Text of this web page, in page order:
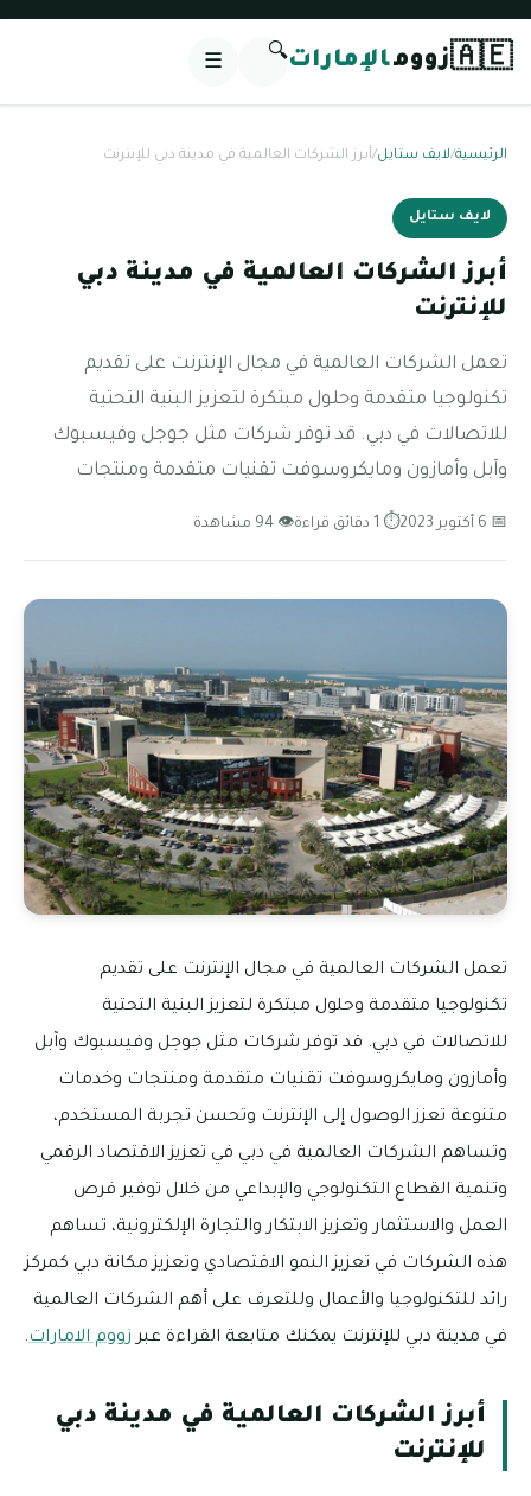
🇦🇪زوومالإمارات🔍
☰
الرئيسية/لايف ستايل/أبرز الشركات العالمية في مدينة دبي للإنترنت
لايف ستايل
أبرز الشركات العالمية في مدينة دبي
للإنترنت
تعمل الشركات العالمية في مجال الإنترنت على تقديم
تكنولوجيا متقدمة وحلول مبتكرة لتعزيز البنية التحتية
للاتصالات في دبي. قد توفر شركات مثل جوجل وفيسبوك
وآبل وأمازون ومايكروسوفت تقنيات متقدمة ومنتجات
📅 6 أكتوبر 2023 ⏱ 1 دقائق قراءة 👁 94 مشاهدة
تعمل الشركات العالمية في مجال الإنترنت على تقديم
تكنولوجيا متقدمة وحلول مبتكرة لتعزيز البنية التحتية
للاتصالات في دبي. قد توفر شركات مثل جوجل وفيسبوك وآبل
وأمازون ومايكروسوفت تقنيات متقدمة ومنتجات وخدمات
متنوعة تعزز الوصول إلى الإنترنت وتحسن تجربة المستخدم،
وتساهم الشركات العالمية في دبي في تعزيز الاقتصاد الرقمي
وتنمية القطاع التكنولوجي والإبداعي من خلال توفير فرص
العمل والاستثمار وتعزيز الابتكار والتجارة الإلكترونية، تساهم
هذه الشركات في تعزيز النمو الاقتصادي وتعزيز مكانة دبي كمركز
رائد للتكنولوجيا والأعمال وللتعرف على أهم الشركات العالمية
في مدينة دبي للإنترنت يمكنك متابعة القراءة عبر زووم الامارات.
أبرز الشركات العالمية في مدينة دبي
للإنترنت